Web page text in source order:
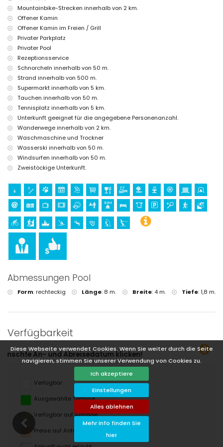
Diese Webseite verwendet Cookies. Wenn Sie weiter durch die Seite
navigieren, stimmen Sie unserer Verwendung von Cookies zu.
Ich akzeptiere
Einstellungen
Alles ablehnen
Mehr Info finden Sie
hier
Zusatzbett und Kinderbett/Kinderbett (auf Anfrage)
Unterhaltungs- und Freizeitaktivitäten für Ihren Urlaub in Javea,
Costa Blanca
Promenade (El Arenal und Javea) (innerhalb von 5 Kilometern vom
Haus)
Sehenswürdigkeiten und Kultur in Javea, Costa Blanca
Javea), Ruine (Molinos de Viento, Javea), Denkmal (Pueblo de Javea,
Javea), architektonisches Gebäude (Pueblo de Javea, Javea),
historische Stätte (Pueblo de Javea und Javea) (innerhalb von 10
Kilometern von der Unterkunft)
Burg (Portal de la Vila und Denia) (innerhalb von 25 Kilometern von der
Unterkunft)
Sport
Radfahren, Kanufahren, Kajakfahren, Tauchen, Schnorcheln,
Windsurfen und Wasserski (innerhalb von 1000 Metern von der Villa)
Kilometern von der Villa)
Reiten, Angeln und Surfen (innerhalb von 10 Kilometern von der Villa)
Mountainbike-Strecken innerhalb von 2 km.
Offener Kamin
Offener Kamin im Freien / Grill
Privater Parkplatz
Privater Pool
Rezeptionsservice
Schnorcheln innerhalb von 50 m.
Strand innerhalb von 500 m.
Supermarkt innerhalb von 5 km.
Tauchen innerhalb von 50 m.
Tennisplatz innerhalb von 5 km.
Unterkunft geeignet für die angegebene Personenanzahl.
Wanderwege innerhalb von 2 km.
Waschmaschine und Trockner
Wasserski innerhalb von 50 m.
Windsurfen innerhalb von 50 m.
Zweistöckige Unterkunft.
Abmessungen Pool
Form:rechteckig Länge: 8 m. Breite: 4 m. Tiefe:1,8 m.
Verfügbarkeit
Sie können den
Verfügbar
Ausgewählte Termine
Verfügbar auf Anfrage
Preise auf Anfrage